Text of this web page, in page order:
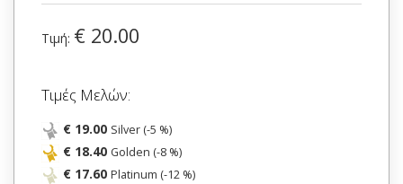
Τιμή: € 20.00
Τιμές Μελών:
€ 19.00 Silver (-5 %)
€ 18.40 Golden (-8 %)
€ 17.60 Platinum (-12 %)